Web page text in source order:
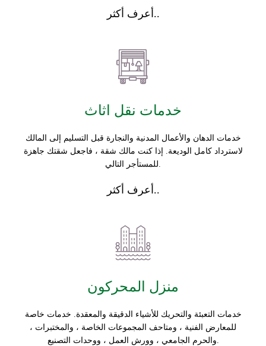
أعرف أكثر..
خدمات نقل اثاث
خدمات الدهان والأعمال المدنية والنجارة قبل التسليم إلى المالك
لاسترداد كامل الوديعة. إذا كنت مالك شقة ، فاجعل شقتك جاهزة
للمستأجر التالي.
أعرف أكثر..
منزل المحركون
خدمات التعبئة والتحريك للأشياء الدقيقة والمعقدة. خدمات خاصة
للمعارض الفنية ، ومتاحف المجموعات الخاصة ، والمختبرات ،
والحرم الجامعي ، وورش العمل ، ووحدات التصنيع.